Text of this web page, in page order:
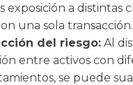
exposición a distintas
una sola transacción.
del riesgo: Al
entre activos con
se puede